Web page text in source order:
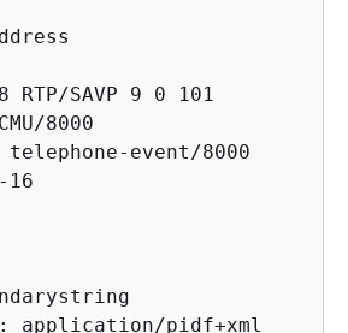
RTP/SAVP 9 0 101
8000
telephone-event/8000
16
application/pidf+xml